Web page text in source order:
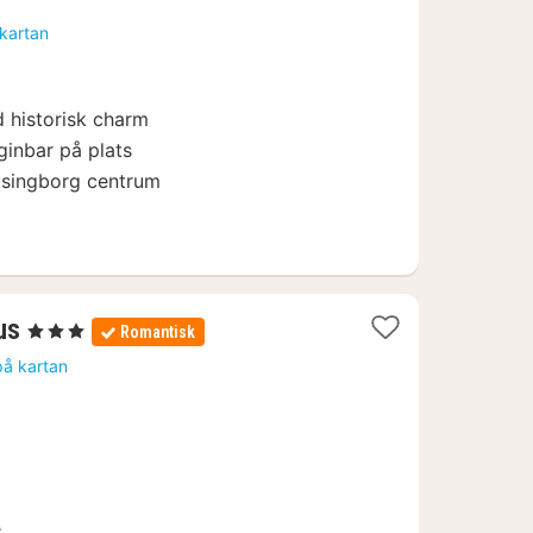
historisk charm
på plats
centrum
3
nätter
för
, 3 Stjärnor Romantisk
kartan